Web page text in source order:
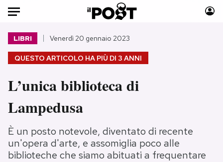
Auto
HOME
Italia
Politica
Internet
Scienza
Moda
Storie/Idee
Ok Boomer!
Media
QUESTO ARTICOLO HA PIÙ DI 3 ANNI
LIBRI Venerdì 20 gennaio 2023
L’unica biblioteca di
Lampedusa
È un posto notevole, diventato di recente
un'opera d'arte, e assomiglia poco alle
biblioteche che siamo abituati a frequentare